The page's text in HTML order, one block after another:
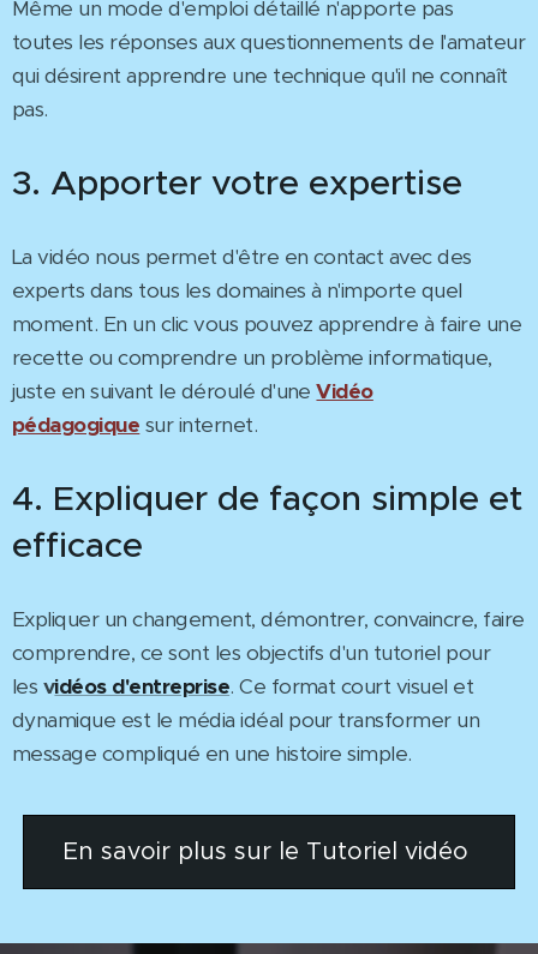
Même un mode d'emploi détaillé n'apporte pas
toutes les réponses aux questionnements de l'amateur
qui désirent apprendre une technique qu'il ne connaît
pas.
3. Apporter votre expertise
La vidéo nous permet d'être en contact avec des
experts dans tous les domaines à n'importe quel
moment. En un clic vous pouvez apprendre à faire une
recette ou comprendre un problème informatique,
juste en suivant le déroulé d'une Vidéo
pédagogique sur internet.
4. Expliquer de façon simple et
efficace
Expliquer un changement, démontrer, convaincre, faire
comprendre, ce sont les objectifs d'un tutoriel pour
les vidéos d'entreprise. Ce format court visuel et
dynamique est le média idéal pour transformer un
message compliqué en une histoire simple.
En savoir plus sur le Tutoriel vidéo